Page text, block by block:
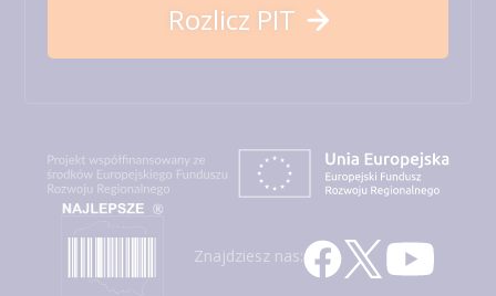
Rozlicz PIT
Znajdziesz nas: